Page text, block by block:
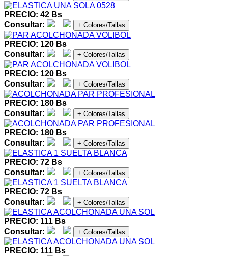
PRECIO: 42 Bs
Consultar:
+ Colores/Tallas
PRECIO: 120 Bs
Consultar:
+ Colores/Tallas
PRECIO: 120 Bs
Consultar:
+ Colores/Tallas
PRECIO: 180 Bs
Consultar:
+ Colores/Tallas
PRECIO: 180 Bs
Consultar:
+ Colores/Tallas
PRECIO: 72 Bs
Consultar:
+ Colores/Tallas
PRECIO: 72 Bs
Consultar:
+ Colores/Tallas
PRECIO: 111 Bs
Consultar:
+ Colores/Tallas
PRECIO: 111 Bs